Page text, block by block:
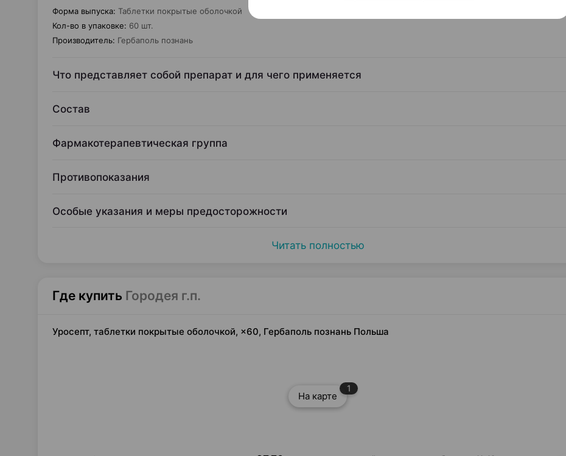
Форма выпуска: Таблетки покрытые оболочкой
Кол-во в упаковке: 60 шт.
Производитель: Гербаполь познань
Что представляет собой препарат и для чего применяется
Состав
Фармакотерапевтическая группа
Противопоказания
Особые указания и меры предосторожности
Читать полностью
Где купить Городея г.п.
Уросепт, таблетки покрытые оболочкой, ×60, Гербаполь познань Польша
На карте
1